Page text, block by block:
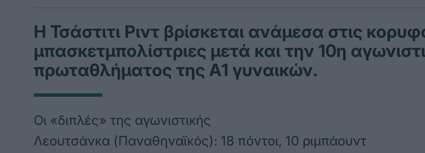
Η Τσάστιτι Ριντ βρίσκεται ανάμεσα στις
μπασκετμπολίστριες μετά και την 10η
πρωταθλήματος της Α1 γυναικών.
Οι «διπλές» της αγωνιστικής
Λεουτσάνκα (Παναθηναϊκός): 18 πόντοι, 10 ριμπάουντ